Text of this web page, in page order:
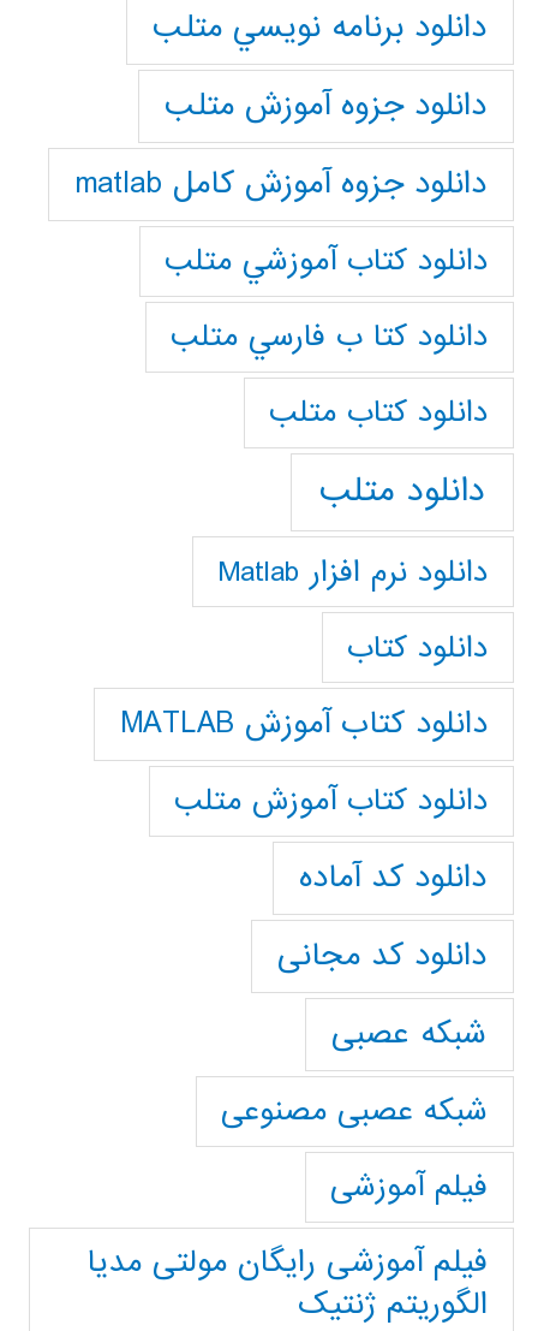
دانلود برنامه نويسي متلب
دانلود جزوه آموزش متلب
دانلود جزوه آموزش کامل matlab
دانلود كتاب آموزشي متلب
دانلود كتا ب فارسي متلب
دانلود كتاب متلب
دانلود متلب
دانلود نرم افزار Matlab
دانلود کتاب
دانلود کتاب آموزش MATLAB
دانلود کتاب آموزش متلب
دانلود کد آماده
دانلود کد مجانی
شبکه عصبی
شبکه عصبی مصنوعی
فیلم آموزشی
فیلم آموزشی رایگان مولتی مدیا
الگوریتم ژنتیک